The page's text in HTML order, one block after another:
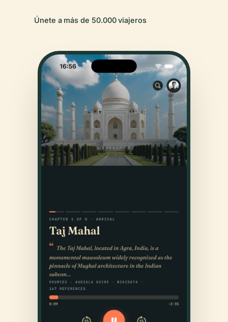
Únete a más de 50.000 viajeros